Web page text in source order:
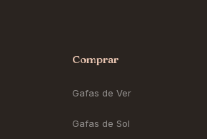
Comprar
Gafas de Ver
Gafas de Sol